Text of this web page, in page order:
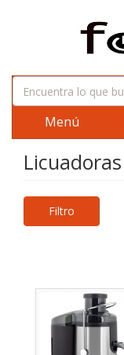
Menú
Licuadoras
Filtro